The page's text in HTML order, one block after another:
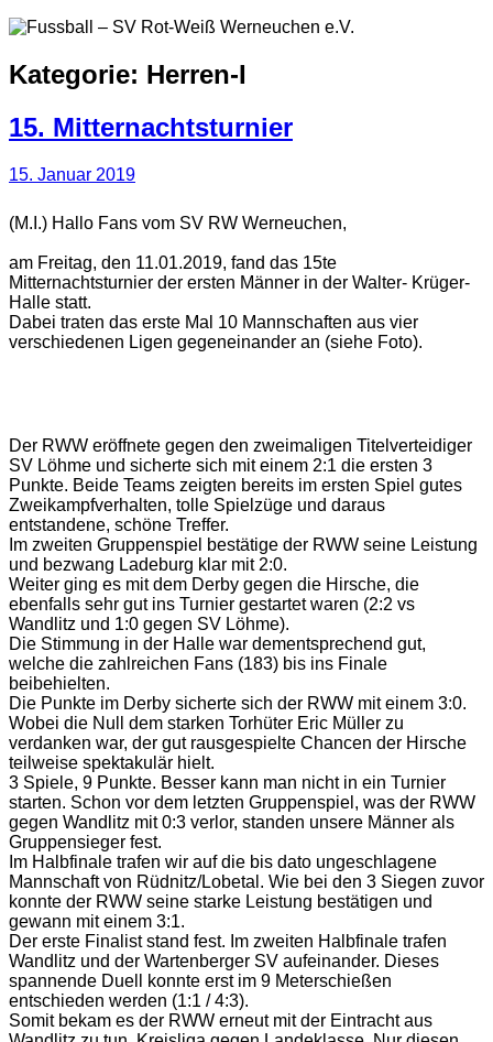
Kategorie: Herren-I
15. Mitternachtsturnier
15. Januar 2019
(M.I.) Hallo Fans vom SV RW Werneuchen,
am Freitag, den 11.01.2019, fand das 15te
Mitternachtsturnier der ersten Männer in der Walter- Krüger-
Halle statt.
Dabei traten das erste Mal 10 Mannschaften aus vier
verschiedenen Ligen gegeneinander an (siehe Foto).
Der RWW eröffnete gegen den zweimaligen Titelverteidiger
SV Löhme und sicherte sich mit einem 2:1 die ersten 3
Punkte. Beide Teams zeigten bereits im ersten Spiel gutes
Zweikampfverhalten, tolle Spielzüge und daraus
entstandene, schöne Treffer.
Im zweiten Gruppenspiel bestätige der RWW seine Leistung
und bezwang Ladeburg klar mit 2:0.
Weiter ging es mit dem Derby gegen die Hirsche, die
ebenfalls sehr gut ins Turnier gestartet waren (2:2 vs
Wandlitz und 1:0 gegen SV Löhme).
Die Stimmung in der Halle war dementsprechend gut,
welche die zahlreichen Fans (183) bis ins Finale
beibehielten.
Die Punkte im Derby sicherte sich der RWW mit einem 3:0.
Wobei die Null dem starken Torhüter Eric Müller zu
verdanken war, der gut rausgespielte Chancen der Hirsche
teilweise spektakulär hielt.
3 Spiele, 9 Punkte. Besser kann man nicht in ein Turnier
starten. Schon vor dem letzten Gruppenspiel, was der RWW
gegen Wandlitz mit 0:3 verlor, standen unsere Männer als
Gruppensieger fest.
Im Halbfinale trafen wir auf die bis dato ungeschlagene
Mannschaft von Rüdnitz/Lobetal. Wie bei den 3 Siegen zuvor
konnte der RWW seine starke Leistung bestätigen und
gewann mit einem 3:1.
Der erste Finalist stand fest. Im zweiten Halbfinale trafen
Wandlitz und der Wartenberger SV aufeinander. Dieses
spannende Duell konnte erst im 9 Meterschießen
entschieden werden (1:1 / 4:3).
Somit bekam es der RWW erneut mit der Eintracht aus